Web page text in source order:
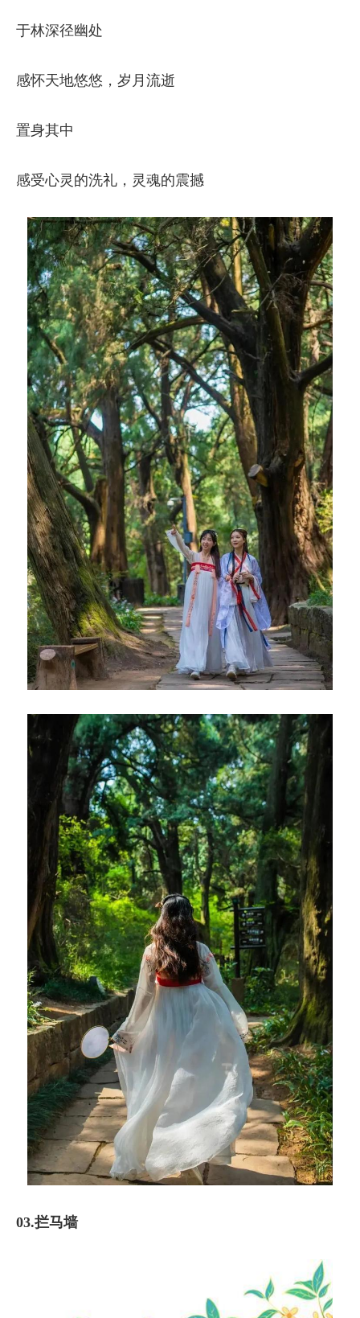
于林深径幽处
感怀天地悠悠，岁月流逝
置身其中
感受心灵的洗礼，灵魂的震撼
03.拦马墙